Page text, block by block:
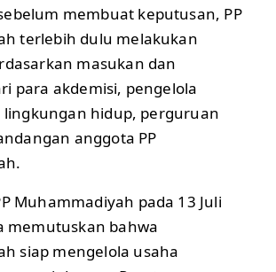
membuat keputusan, PP
terlebih dulu melakukan
masukan dan
para akdemisi, pengelola
hidup, perguruan
anggota PP
Muhammadiyah pada 13 Juli
memutuskan bahwa
siap mengelola usaha